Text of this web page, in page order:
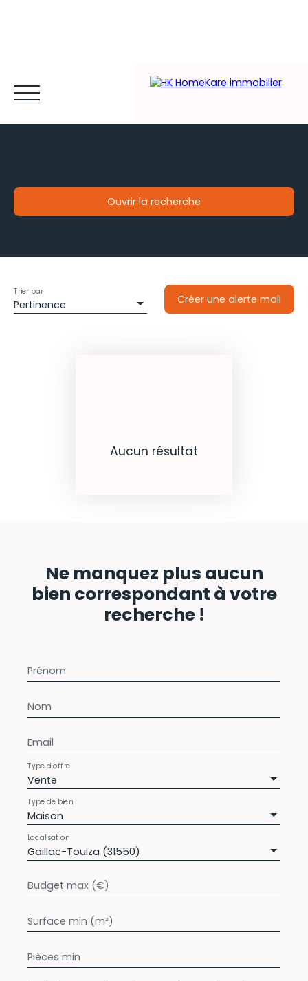
Gestion locative
Ouvrir la recherche
Budget max (€)
Pertinence
Trier par
Créer une alerte mail
Aucun résultat
Ne manquez plus aucun
bien correspondant à votre
recherche !
Prénom
Nom
Email
Vente
Type d'offre
Maison
Type de bien
Gaillac-Toulza (31550)
Localisation
Budget max (€)
Surface min (m²)
Pièces min